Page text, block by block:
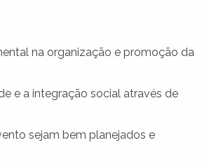
na organização e promoção da
e a integração social através de
sejam bem planejados e